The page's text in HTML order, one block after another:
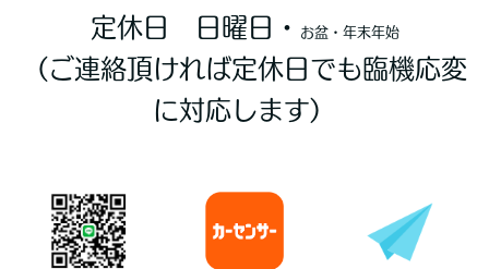
定休日 日曜日・
お盆・年末年始
（ご連絡頂ければ定休日でも臨機応変
に対応します）